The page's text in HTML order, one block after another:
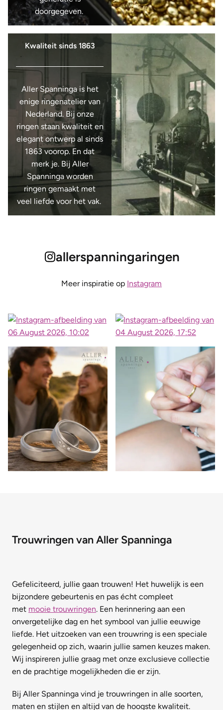
doorgegeven.
Kwaliteit sinds 1863
Aller Spanninga is het
enige ringenatelier van
Nederland. Bij onze
ringen staan kwaliteit en
elegant ontwerp al sinds
1863 voorop. En dat
merk je. Bij Aller
Spanninga worden
ringen gemaakt met
veel liefde voor het vak.
allerspanningaringen
Meer inspiratie op Instagram
Trouwringen van Aller Spanninga
Gefeliciteerd, jullie gaan trouwen! Het huwelijk is een
bijzondere gebeurtenis en pas écht compleet
met mooie trouwringen. Een herinnering aan een
onvergetelijke dag en het symbool van jullie eeuwige
liefde. Het uitzoeken van een trouwring is een speciale
gelegenheid op zich, waarin jullie samen keuzes maken.
Wij inspireren jullie graag met onze exclusieve collectie
en de prachtige mogelijkheden die er zijn.
Bij Aller Spanninga vind je trouwringen in alle soorten,
maten en stijlen en altijd van de hoogste kwaliteit.